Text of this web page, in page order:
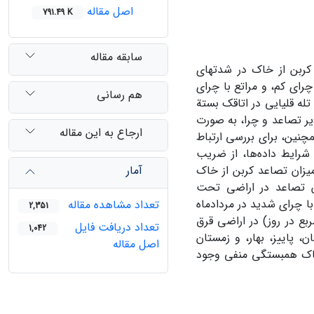
از خاک در شدت‏های
کم، و مراتع با چرای
قلیایی در اتاقک بستة
تصاعد و چرا، به صورت
برای بررسی ارتباط
داده‌ها، از ضریب
تصاعد کربن از خاک
تصاعد در اراضی تحت
چرای شدید در مردادماه
در روز) در اراضی قرق
پاییز، بهار، و زمستان
همبستگی منفی وجود
اصل مقاله 791.49 K
سابقه مقاله
هم رسانی
ارجاع به این مقاله
آمار
تعداد مشاهده مقاله
2,351
تعداد دریافت فایل
اصل مقاله
1,042